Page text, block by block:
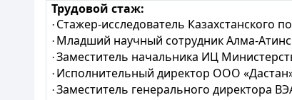
Трудовой стаж:
· Стажер-исследователь Казахстанского
· Младший научный сотрудник Алма-
·Заместитель начальника ИЦ
· Исполнительный директор ООО
·Заместитель генерального директора